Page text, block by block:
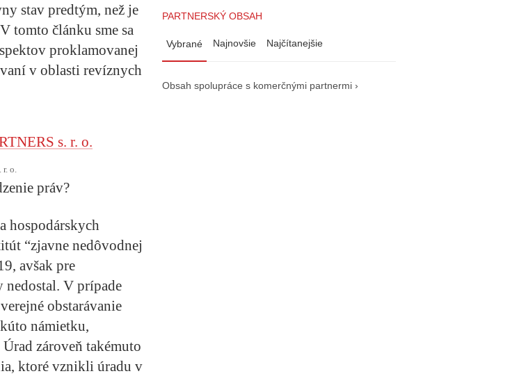
stav predtým, než je
tomto článku sme sa
proklamovanej
v oblasti revíznych
r. o.
práv?
hospodárskych
“zjavne nedôvodnej
avšak pre
nedostal. V prípade
obstarávanie
námietku,
zároveň takémuto
ktoré vznikli úradu v
PARTNERSKÝ OBSAH
Vybrané Najnovšie Najčítanejšie
Obsah spolupráce s komerčnými partnermi ›